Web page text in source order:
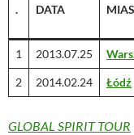
. DATA
1 2013.07.25
2 2014.02.24 Łódź
GLOBAL SPIRIT TOUR